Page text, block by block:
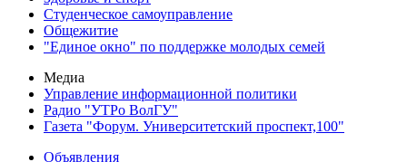
Студенческое самоуправление
Общежитие
"Единое окно" по поддержке молодых семей
Медиа
Управление информационной политики
Радио "УТРо ВолГУ"
Газета "Форум. Университетский проспект,100"
Объявления